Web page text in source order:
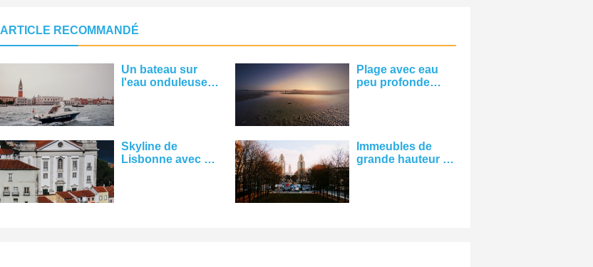
ARTICLE RECOMMANDÉ
Un bateau sur
l'eau onduleuse
Plage avec eau
peu profonde
Skyline de
Lisbonne avec de
Immeubles de
grande hauteur au